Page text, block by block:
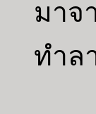
มาจ
ทำล